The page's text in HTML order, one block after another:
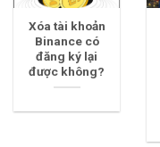
Xóa tài khoản
Binance có
đăng ký lại
được không?